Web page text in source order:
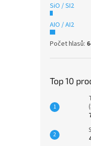
SiO / SI2
AIO / AI2
Počet hlasů:
Top 10